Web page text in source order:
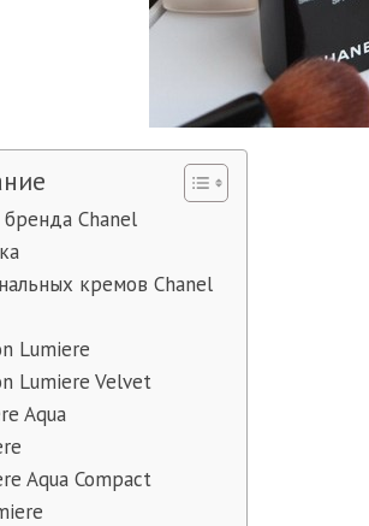
Chanel
кремов Chanel
Lumiere
Lumiere Velvet
Aqua
Aqua Compact